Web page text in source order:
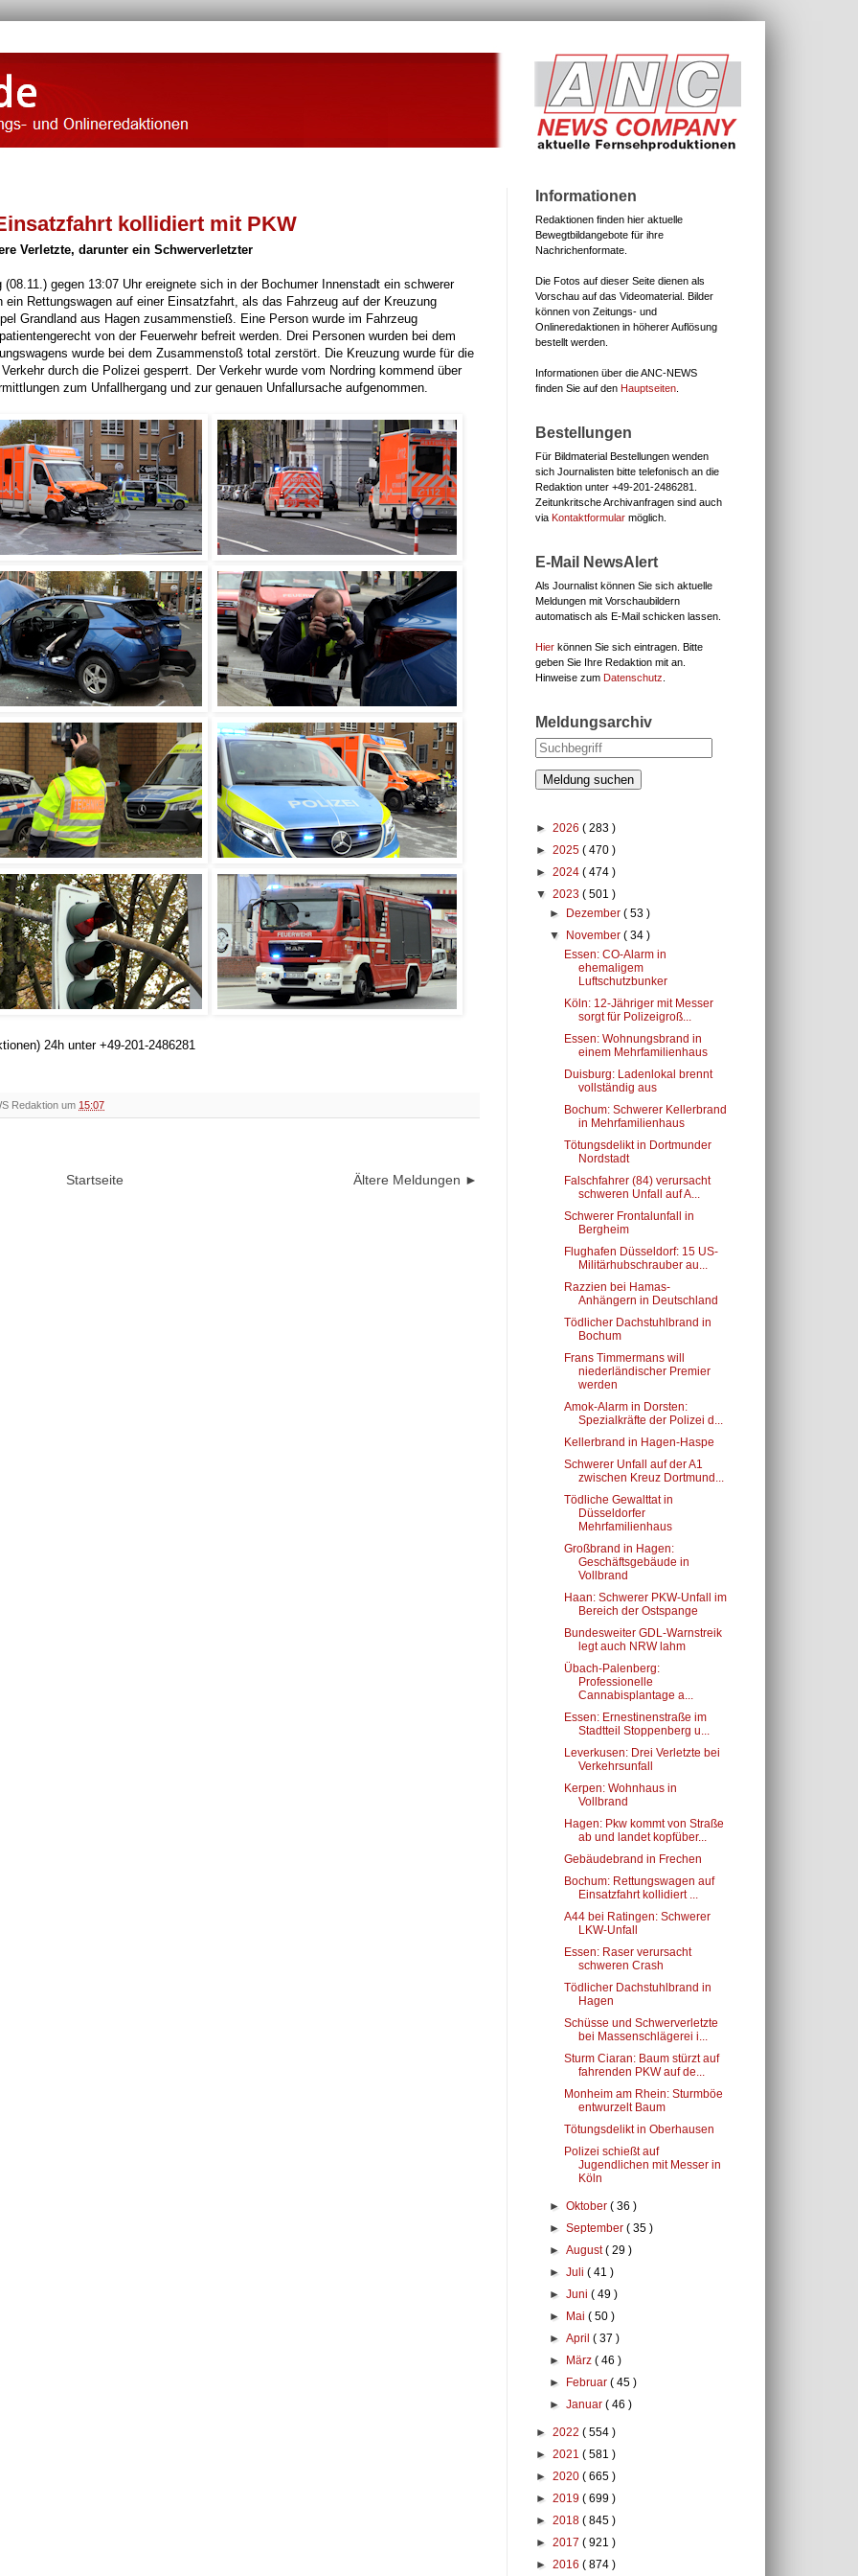
kollidiert mit PKW
Verletzte, darunter ein Schwerverletzter
gegen 13:07 Uhr ereignete sich in der Bochumer Innenstadt ein schwerer
Rettungswagen auf einer Einsatzfahrt, als das Fahrzeug auf der Kreuzung
Grandland aus Hagen zusammenstieß. Eine Person wurde im Fahrzeug
von der Feuerwehr befreit werden. Drei Personen wurden bei dem
wurde bei dem Zusammenstoß total zerstört. Die Kreuzung wurde für die
durch die Polizei gesperrt. Der Verkehr wurde vom Nordring kommend über
zum Unfallhergang und zur genauen Unfallursache aufgenommen.
24h unter +49-201-2486281
Redaktion um 15:07
Ältere Meldungen ►
Startseite
Informationen
Redaktionen finden hier aktuelle
Bewegtbildangebote für ihre
Nachrichenformate.
Die Fotos auf dieser Seite dienen als
Vorschau auf das Videomaterial. Bilder
können von Zeitungs- und
Onlineredaktionen in höherer Auflösung
bestellt werden.
Informationen über die ANC-NEWS
finden Sie auf den Hauptseiten
Bestellungen
Für Bildmaterial Bestellungen wenden
sich Journalisten bitte telefonisch an die
Redaktion unter +49-201-2486281.
Zeitunkritsche Archivanfragen sind auch
via Kontaktformular möglich.
E-Mail NewsAlert
Als Journalist können Sie sich aktuelle
Meldungen mit Vorschaubildern
automatisch als E-Mail schicken lassen.
Hier können Sie sich eintragen. Bitte
geben Sie Ihre Redaktion mit an.
Hinweise zum Datenschutz
Meldungsarchiv
Meldung suchen
► 2026 ( 283 )
► 2025 ( 470 )
► 2024 ( 474 )
▼ 2023 ( 501 )
►
Dezember( 53 )
▼
November( 34 )
Essen: CO-Alarm in
ehemaligem
Luftschutzbunker
Köln: 12-Jähriger mit Messer
sorgt für Polizeigroß...
Essen: Wohnungsbrand in
einem Mehrfamilienhaus
Duisburg: Ladenlokal brennt
vollständig aus
Bochum: Schwerer Kellerbrand
in Mehrfamilienhaus
Tötungsdelikt in Dortmunder
Nordstadt
Falschfahrer (84) verursacht
schweren Unfall auf A...
Schwerer Frontalunfall in
Bergheim
Flughafen Düsseldorf: 15 US-
Militärhubschrauber au...
Razzien bei Hamas-
Anhängern in Deutschland
Tödlicher Dachstuhlbrand in
Bochum
Frans Timmermans will
niederländischer Premier
werden
Amok-Alarm in Dorsten:
Spezialkräfte der Polizei d...
Kellerbrand in Hagen-Haspe
Schwerer Unfall auf der A1
zwischen Kreuz Dortmund...
Tödliche Gewalttat in
Düsseldorfer
Mehrfamilienhaus
Großbrand in Hagen:
Geschäftsgebäude in
Vollbrand
Haan: Schwerer PKW-Unfall im
Bereich der Ostspange
Bundesweiter GDL-Warnstreik
legt auch NRW lahm
Übach-Palenberg:
Professionelle
Cannabisplantage a...
Essen: Ernestinenstraße im
Stadtteil Stoppenberg u...
Leverkusen: Drei Verletzte bei
Verkehrsunfall
Kerpen: Wohnhaus in
Vollbrand
Hagen: Pkw kommt von Straße
ab und landet kopfüber...
Gebäudebrand in Frechen
Bochum: Rettungswagen auf
Einsatzfahrt kollidiert ...
A44 bei Ratingen: Schwerer
LKW-Unfall
Essen: Raser verursacht
schweren Crash
Tödlicher Dachstuhlbrand in
Hagen
Schüsse und Schwerverletzte
bei Massenschlägerei i...
Sturm Ciaran: Baum stürzt auf
fahrenden PKW auf de...
Monheim am Rhein: Sturmböe
entwurzelt Baum
Tötungsdelikt in Oberhausen
Polizei schießt auf
Jugendlichen mit Messer in
Köln
►Oktober( 36 )
►September( 35 )
►August( 29 )
►Juli( 41 )
►Juni( 49 )
►
Mai( 50 )
►April( 37 )
►
März( 46 )
►
Februar( 45 )
►Januar( 46 )
► 2022 ( 554 )
► 2021 ( 581 )
► 2020 ( 665 )
► 2019 ( 699 )
► 2018 ( 845 )
► 2017 ( 921 )
► 2016 ( 874 )